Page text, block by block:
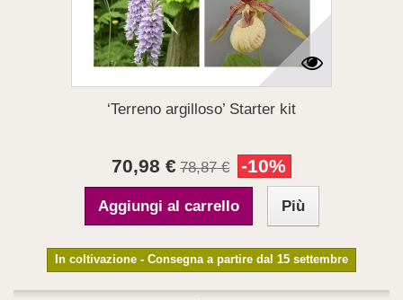
‘Terreno argilloso’ Starter kit
70,98 € 78,87 € -10%
Aggiungi al carrello Più
In coltivazione - Consegna a partire dal 15 settembre